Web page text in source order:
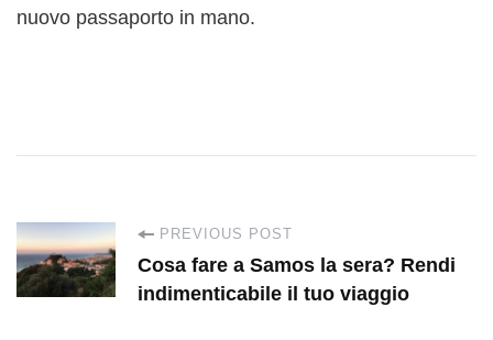
nuovo passaporto in mano.
P
o
PREVIOUS POST
Cosa fare a Samos la sera? Rendi
indimenticabile il tuo viaggio